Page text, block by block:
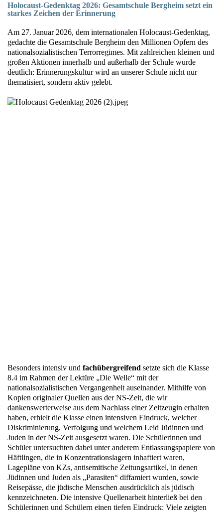
Holocaust-Gedenktag 2026: Gesamtschule Bergheim setzt ein
starkes Zeichen der Erinnerung
Am 27. Januar 2026, dem internationalen Holocaust-Gedenktag,
gedachte die Gesamtschule Bergheim den Millionen Opfern des
nationalsozialistischen Terrorregimes. Mit zahlreichen kleinen und
großen Aktionen innerhalb und außerhalb der Schule wurde
deutlich: Erinnerungskultur wird an unserer Schule nicht nur
thematisiert, sondern aktiv gelebt.
Besonders intensiv und fachübergreifend setzte sich die Klasse
8.4 im Rahmen der Lektüre „Die Welle“ mit der
nationalsozialistischen Vergangenheit auseinander. Mithilfe von
Kopien originaler Quellen aus der NS-Zeit, die wir
dankenswerterweise aus dem Nachlass einer Zeitzeugin erhalten
haben, erhielt die Klasse einen intensiven Eindruck, welcher
Diskriminierung, Verfolgung und welchem Leid Jüdinnen und
Juden in der NS-Zeit ausgesetzt waren. Die Schülerinnen und
Schüler untersuchten dabei unter anderem Entlassungspapiere von
Häftlingen, die in Konzentrationslagern inhaftiert waren,
Lagepläne von KZs, antisemitische Zeitungsartikel, in denen
Jüdinnen und Juden als „Parasiten“ diffamiert wurden, sowie
Reisepässe, die jüdische Menschen ausdrücklich als jüdisch
kennzeichneten. Die intensive Quellenarbeit hinterließ bei den
Schülerinnen und Schülern einen tiefen Eindruck: Viele zeigten